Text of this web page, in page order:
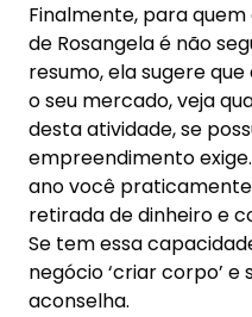
Finalmente, para
de Rosangela é não
resumo, ela sugere
o seu mercado, veja
desta atividade, se
empreendimento exige.
ano você
retirada de dinheiro e
Se tem essa
negócio ‘criar corpo’
aconselha.